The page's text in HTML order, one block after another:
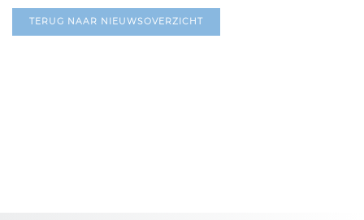
TERUG NAAR NIEUWSOVERZICHT